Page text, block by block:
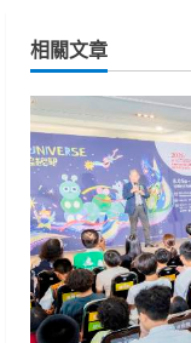
i
n
u
e
R
e
相關文章